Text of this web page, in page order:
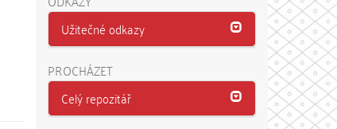
Užitečné odkazy
PROCHÁZET
Celý repozitář